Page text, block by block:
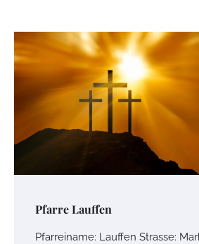
Pfarre Lauffen
Pfarreiname: Lauffen Strasse: